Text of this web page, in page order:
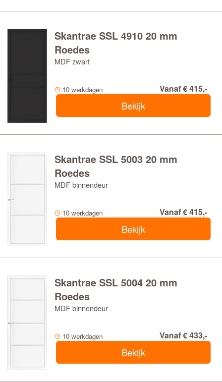
Skantrae SSL 4910 20 mm
Roedes
MDF zwart
10 werkdagen Vanaf € 415,-
Bekijk
Skantrae SSL 5003 20 mm
Roedes
MDF binnendeur
10 werkdagen Vanaf € 415,-
Bekijk
Skantrae SSL 5004 20 mm
Roedes
MDF binnendeur
10 werkdagen Vanaf € 433,-
Bekijk